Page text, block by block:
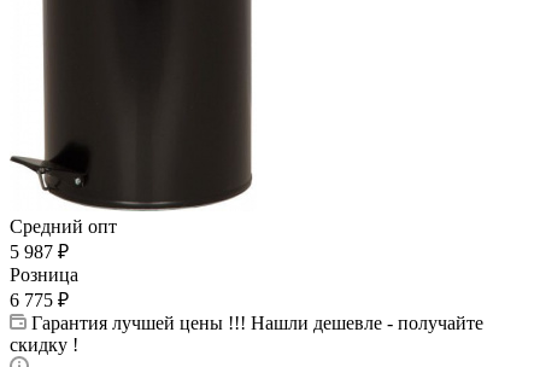
Средний опт
5 987 ₽
Розница
6 775 ₽
Гарантия лучшей цены !!! Нашли дешевле - получайте
скидку !